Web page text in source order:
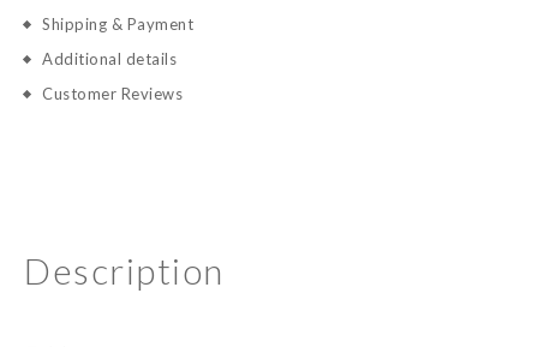
Shipping & Payment
Additional details
Customer Reviews
Description